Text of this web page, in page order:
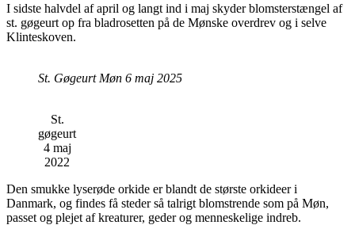
I sidste halvdel af april og langt ind i maj skyder blomsterstængel af
st. gøgeurt op fra bladrosetten på de Mønske overdrev og i selve
Klinteskoven.
St. Gøgeurt Møn 6 maj 2025
St.
gøgeurt
4 maj
2022
Den smukke lyserøde orkide er blandt de største orkideer i
Danmark, og findes få steder så talrigt blomstrende som på Møn,
passet og plejet af kreaturer, geder og menneskelige indreb.